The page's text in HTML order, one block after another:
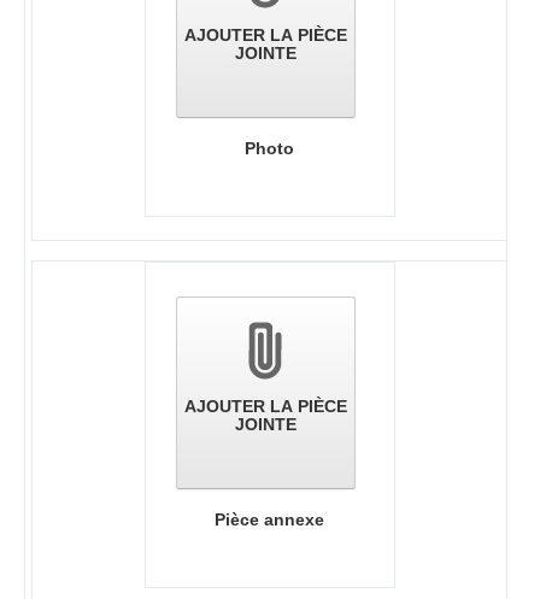
AJOUTER LA PIÈCE
JOINTE
Photo
AJOUTER LA PIÈCE
JOINTE
Pièce annexe